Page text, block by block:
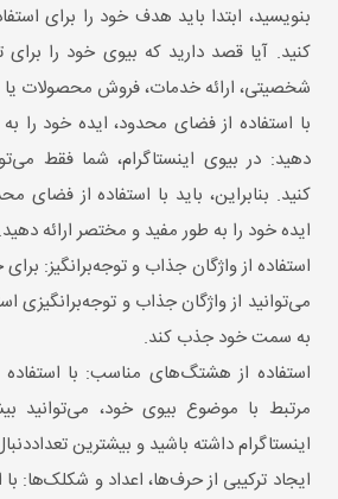
بنویسید، ابتدا باید هدف خود را برای
کنید. آیا قصد دارید که بیوی خود را
شخصیتی، ارائه خدمات، فروش محصولات یا
با استفاده از فضای محدود، ایده خود را
کنید. بنابراین، باید با استفاده از فضای
ایده خود را به طور مفید و مختصر ارائه دهید.
استفاده از واژگان جذاب و توجه‌برانگیز:
می‌توانید از واژگان جذاب و توجه‌برانگیزی
به سمت خود جذب کند.
استفاده از هشتگ‌های مناسب: با
مرتبط با موضوع بیوی خود، می‌توانید
اینستاگرام داشته باشید و بیشترین
ایجاد ترکیبی از حرف‌ها، اعداد و شکلک‌ها: